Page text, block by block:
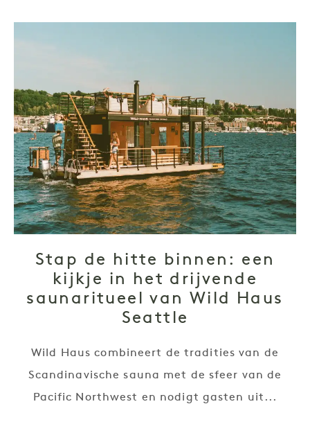
Stap de hitte binnen: een
kijkje in het drijvende
saunaritueel van Wild Haus
Seattle
Wild Haus combineert de tradities van de
Scandinavische sauna met de sfeer van de
Pacific Northwest en nodigt gasten uit...